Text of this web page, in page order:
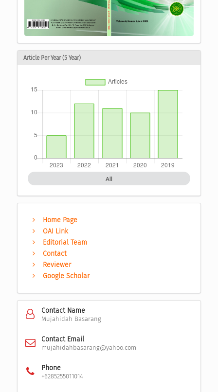
Article Per Year (5 Year)
All
Home Page
OAI Link
Editorial Team
Contact
Reviewer
Google Scholar
Contact Name
Mujahidah Basarang
Contact Email
mujahidahbasarang@yahoo.com
Phone
+6285255011014